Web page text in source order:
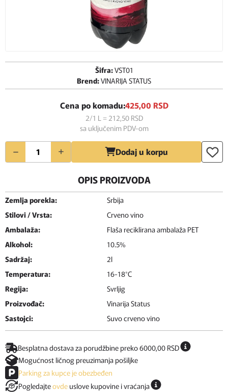
Šifra:VST01
Brend:VINARIJA STATUS
Cena po komadu:425,00 RSD
2/1 L = 212,50 RSD
sa uključenim PDV-om
Količina Dodaj u korpu
OPIS PROIZVODA
Zemlja porekla:
Srbija
Stilovi / Vrsta:
Crveno vino
Ambalaža:
Flaša reciklirana ambalaža PET
Alkohol:
10.5%
Sadržaj:
2l
Temperatura:
16-18°C
Regija:
Svrljig
Proizvođač:
Vinarija Status
Sastojci:
Suvo crveno vino
Besplatna dostava za porudžbine preko 6000,00 RSD
Mogućnost ličnog preuzimanja pošiljke
Parking za kupce je obezbeđen
Pogledajteovde uslove kupovine i vraćanja